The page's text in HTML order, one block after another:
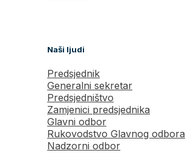
Naši ljudi
Predsjednik
Generalni sekretar
Predsjedništvo
Zamjenici predsjednika
Glavni odbor
Rukovodstvo Glavnog odbora
Nadzorni odbor